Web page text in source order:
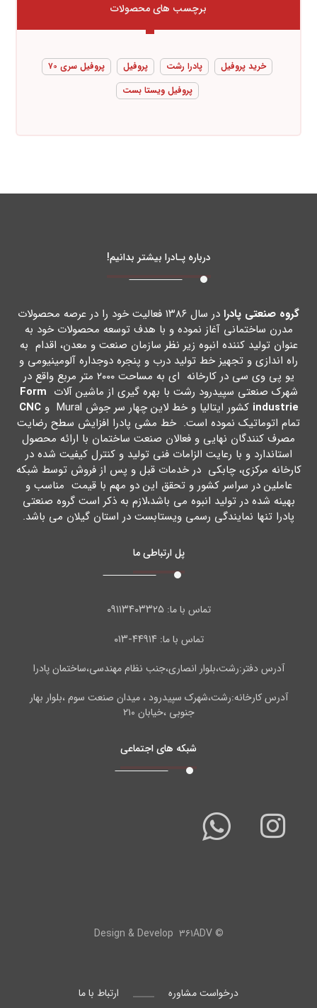
برچسب های محصولات
خرید پروفیل پادرا رشت پروفیل
پروفیل سری ۷۰
پروفیل ویستا بست
درباره پـادرا بیشتر بدانیم!
گروه صنعتی پادرا
در سال ۱۳۸۶ فعالیت خود را در عرصه محصولات
مدرن ساختمانی آغاز نموده و با هدف توسعه محصولات خود به
عنوان تولید کننده انبوه زیر نظر سازمان صنعت و معدن، اقدام به
راه اندازي و تجهیز خط تولید درب و پنجره دوجداره آلومینیومی و
یو پی وي سی در کارخانه اي به مساحت ۲۰۰۰ متر مربع واقع در
شهرك صنعتی سپیدرود رشت با بهره گیري از ماشین آلات Form
industrie کشور ایتالیا و خط لاین چهار سر جوش Mural و
CNC
تمام اتوماتیک نموده است. خط مشی پادرا افزایش سطح رضایت
مصرف کنندگان نهایی و فعالان صنعت ساختمان با ارائه محصول
استاندارد و با رعایت الزامات فنی تولید و کنترل کیفیت شده در
کارخانه مرکزي، چابکی در خدمات قبل و پس از فروش توسط شبکه
عاملین در سراسر کشور و تحقق این دو مهم با قیمت مناسب و
بهینه شده در تولید انبوه می باشد،لازم به ذکر است گروه صنعتی
پادرا تنها نمایندگی رسمی ویستابست در استان گیلان می باشد.
پل ارتباطی ما
تماس با ما:۰۹۱۱۳۴۰۳۳۲۵
تماس با ما: ۴۴۹۱۴-۰۱۳
آدرس دفتر:رشت،بلوار انصاری،جنب نظام مهندسی،ساختمان پادرا
آدرس کارخانه:رشت،شهرک سپیدرود ، میدان صنعت سوم ،بلوار بهار
جنوبی ،خیابان ۲۱۰
شبکه های اجتماعی
© Design & Develop۳۶۱ADV
ارتباط با ما درخواست مشاوره